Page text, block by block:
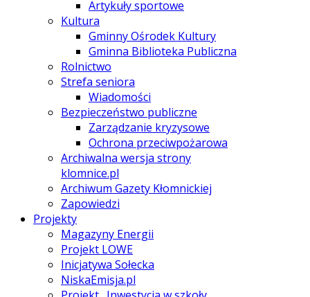
Artykuły sportowe
Kultura
Gminny Ośrodek Kultury
Gminna Biblioteka Publiczna
Rolnictwo
Strefa seniora
Wiadomości
Bezpieczeństwo publiczne
Zarządzanie kryzysowe
Ochrona przeciwpożarowa
Archiwalna wersja strony
klomnice.pl
Archiwum Gazety Kłomnickiej
Zapowiedzi
Projekty
Magazyny Energii
Projekt LOWE
Inicjatywa Sołecka
NiskaEmisja.pl